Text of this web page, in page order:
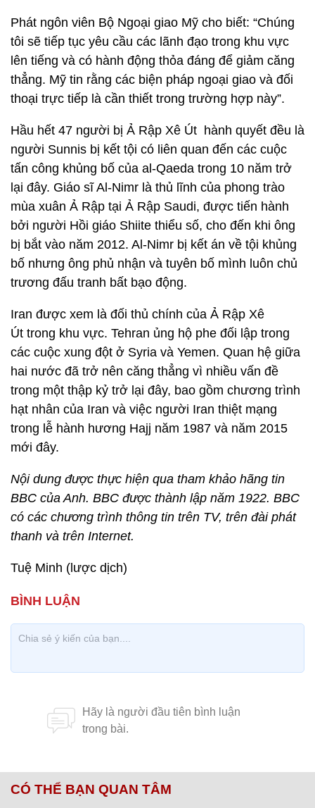
Phát ngôn viên Bộ Ngoại giao Mỹ cho biết: “Chúng
tôi sẽ tiếp tục yêu cầu các lãnh đạo trong khu vực
lên tiếng và có hành động thỏa đáng để giảm căng
thẳng. Mỹ tin rằng các biện pháp ngoại giao và đối
thoại trực tiếp là cần thiết trong trường hợp này”.
Hầu hết 47 người bị Ả Rập Xê Út hành quyết đều là
người Sunnis bị kết tội có liên quan đến các cuộc
tấn công khủng bố của al-Qaeda trong 10 năm trở
lại đây. Giáo sĩ Al-Nimr là thủ lĩnh của phong trào
mùa xuân Ả Rập tại Ả Rập Saudi, được tiến hành
bởi người Hồi giáo Shiite thiểu số, cho đến khi ông
bị bắt vào năm 2012. Al-Nimr bị kết án về tội khủng
bố nhưng ông phủ nhận và tuyên bố mình luôn chủ
trương đấu tranh bất bạo động.
Iran được xem là đối thủ chính của Ả Rập Xê
Út trong khu vực. Tehran ủng hộ phe đối lập trong
các cuộc xung đột ở Syria và Yemen. Quan hệ giữa
hai nước đã trở nên căng thẳng vì nhiều vấn đề
trong một thập kỷ trở lại đây, bao gồm chương trình
hạt nhân của Iran và việc người Iran thiệt mạng
trong lễ hành hương Hajj năm 1987 và năm 2015
mới đây.
Nội dung được thực hiện qua tham khảo hãng tin
BBC của Anh. BBC được thành lập năm 1922. BBC
có các chương trình thông tin trên TV, trên đài phát
thanh và trên Internet.
Tuệ Minh (lược dịch)
CÓ THỂ BẠN QUAN TÂM